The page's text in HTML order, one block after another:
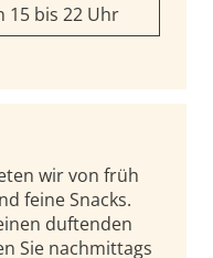
15 bis 22 Uhr
wir von früh
feine Snacks.
duftenden
Sie nachmittags